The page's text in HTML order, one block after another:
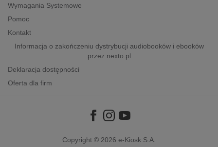
historia
Wymagania Systemowe
Pomoc
Kontakt
Informacja o zakończeniu dystrybucji audiobooków i ebooków
przez nexto.pl
Deklaracja dostępności
Oferta dla firm
Copyright © 2026 e-Kiosk S.A.